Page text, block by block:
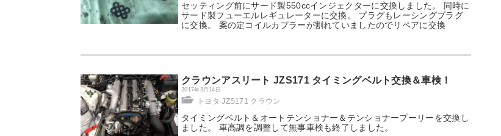
セッティング前にサード製550ccインジェクターに交換しました。 同時に
サード製フューエルレギュレーターに交換。 プラグもレーシングプラグ
に交換。 案の定コイルカプラーが割れていましたのでリペアに交換
クラウンアスリート JZS171 タイミングベルト交換＆車検！
2017年3月14日
トヨタ JZS171 クラウン
タイミングベルト＆オートテンショナー＆テンショナープーリーを交換し
ました。 車高調を調整して無事車検も終了しました。